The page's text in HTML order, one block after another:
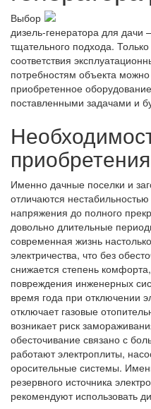
Выбор
дизель-генератора для дачи
тщательного подхода.
соответствия
потребностям объекта
приобретенное
поставленными задачами и
приобретения
Именно дачные поселки и
отличаются
напряжения до полного
довольно длительные
современная жизнь
электричества, что без
снижается степень
повреждения инженерных
время года при отключении
отключает газовые
возникает риск
обесточивание связано с
работают электроплиты,
оросительные системы.
резервного источника
рекомендуют использовать